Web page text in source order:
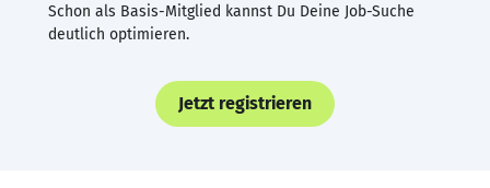
Schon als Basis-Mitglied kannst Du Deine Job-Suche
deutlich optimieren.
Jetzt registrieren